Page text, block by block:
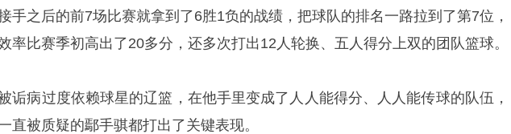
手之后的前7场比赛就拿到了6胜1负的战绩，把球队的排名一路拉到了第7位，
率比赛季初高出了20多分，还多次打出12人轮换、五人得分上双的团队篮球。
诟病过度依赖球星的辽篮，在他手里变成了人人能得分、人人能传球的队伍，
直被质疑的鄢手骐都打出了关键表现。